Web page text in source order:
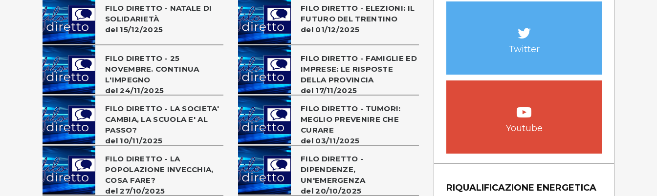
FILO DIRETTO - NATALE DI
SOLIDARIETÀ
del 15/12/2025
FILO DIRETTO - ELEZIONI: IL
FUTURO DEL TRENTINO
del 01/12/2025
FILO DIRETTO - 25
NOVEMBRE. CONTINUA
L'IMPEGNO
del 24/11/2025
FILO DIRETTO - FAMIGLIE ED
IMPRESE: LE RISPOSTE
DELLA PROVINCIA
del 17/11/2025
FILO DIRETTO - LA SOCIETA'
CAMBIA, LA SCUOLA E' AL
PASSO?
del 10/11/2025
FILO DIRETTO - TUMORI:
MEGLIO PREVENIRE CHE
CURARE
del 03/11/2025
FILO DIRETTO - LA
POPOLAZIONE INVECCHIA,
COSA FARE?
del 27/10/2025
FILO DIRETTO -
DIPENDENZE,
UN'EMERGENZA
del 20/10/2025
Twitter
Youtube
RIQUALIFICAZIONE ENERGETICA